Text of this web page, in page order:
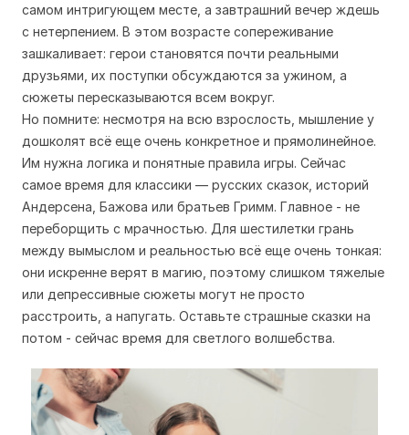
самом интригующем месте, а завтрашний вечер ждешь
с нетерпением. В этом возрасте сопереживание
зашкаливает: герои становятся почти реальными
друзьями, их поступки обсуждаются за ужином, а
сюжеты пересказываются всем вокруг.
Но помните: несмотря на всю взрослость, мышление у
дошколят всё еще очень конкретное и прямолинейное.
Им нужна логика и понятные правила игры. Сейчас
самое время для классики — русских сказок, историй
Андерсена, Бажова или братьев Гримм. Главное - не
переборщить с мрачностью. Для шестилетки грань
между вымыслом и реальностью всё еще очень тонкая:
они искренне верят в магию, поэтому слишком тяжелые
или депрессивные сюжеты могут не просто
расстроить, а напугать. Оставьте страшные сказки на
потом - сейчас время для светлого волшебства.